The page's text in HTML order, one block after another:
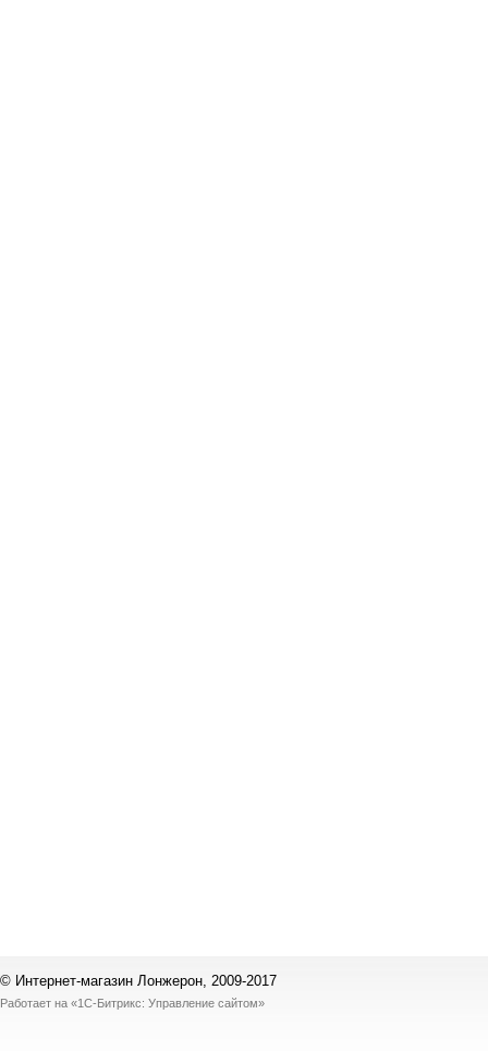
© Интернет-магазин Лонжерон, 2009-2017
Работает на «1С-Битрикс: Управление сайтом»